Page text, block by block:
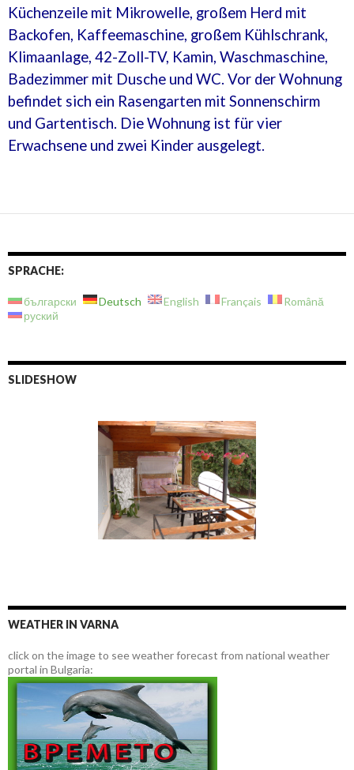
Küchenzeile mit Mikrowelle, großem Herd mit
Backofen, Kaffeemaschine, großem Kühlschrank,
Klimaanlage, 42-Zoll-TV, Kamin, Waschmaschine,
Badezimmer mit Dusche und WC. Vor der Wohnung
befindet sich ein Rasengarten mit Sonnenschirm
und Gartentisch. Die Wohnung ist für vier
Erwachsene und zwei Kinder ausgelegt.
SPRACHE:
български Deutsch English Français
Română
руский
SLIDESHOW
WEATHER IN VARNA
click on the image to see weather forecast from national weather
portal in Bulgaria: